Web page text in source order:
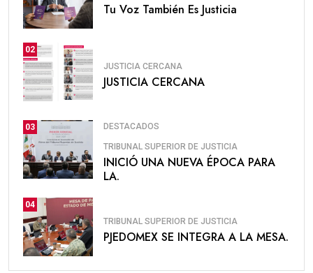
Tu Voz También Es Justicia
02
JUSTICIA CERCANA
JUSTICIA CERCANA
03 DESTACADOS
TRIBUNAL SUPERIOR DE JUSTICIA
INICIÓ UNA NUEVA ÉPOCA PARA
LA.
04
TRIBUNAL SUPERIOR DE JUSTICIA
PJEDOMEX SE INTEGRA A LA MESA.